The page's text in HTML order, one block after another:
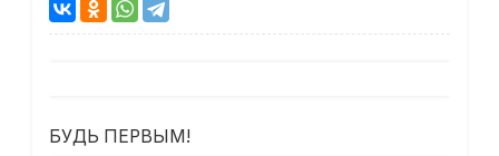
БУДЬ ПЕРВЫМ!